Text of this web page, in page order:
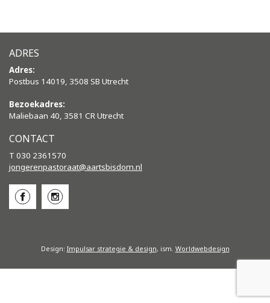
ADRES
Adres:
Postbus 14019, 3508 SB Utrecht
Bezoekadres:
Maliebaan 40, 3581 CR Utrecht
CONTACT
T 030 2361570
jongerenpastoraat@aartsbisdom.nl
Design: Impulsar strategie & design, ism. Worldwebdesign